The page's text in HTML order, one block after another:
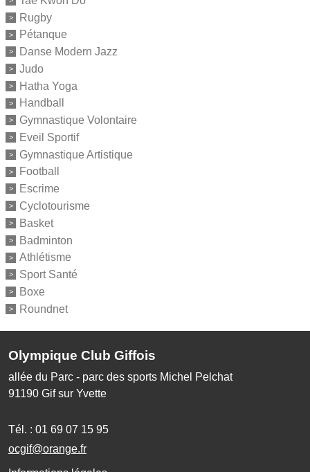
Rugby
Pétanque
Danse Modern Jazz
Judo
Hatha Yoga
Handball
Gymnastique Volontaire
Eveil Sportif
Gymnastique Artistique
Football
Escrime
Cyclotourisme
Basket
Badminton
Athlétisme
Sport Santé
Boxe
Roundnet
Olympique Club Giffois
allée du Parc - parc des sports Michel Pelchat
91190 Gif sur Yvette
Tél. : 01 69 07 15 95
ocgif@orange.fr